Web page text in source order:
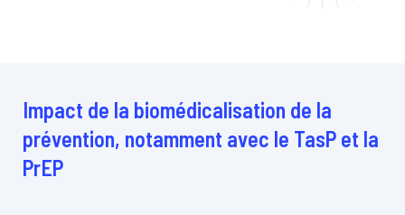
Impact de la biomédicalisation de la
prévention, notamment avec le TasP et la
PrEP